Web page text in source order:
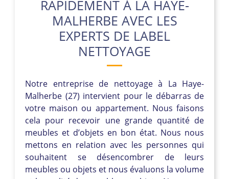
RAPIDEMENT À LA HAYE-
MALHERBE AVEC LES
EXPERTS DE LABEL
NETTOYAGE
Notre entreprise de nettoyage à La Haye-
Malherbe (27) intervient pour le débarras de
votre maison ou appartement. Nous faisons
cela pour recevoir une grande quantité de
meubles et d’objets en bon état. Nous nous
mettons en relation avec les personnes qui
souhaitent se désencombrer de leurs
meubles ou objets et nous évaluons la volume